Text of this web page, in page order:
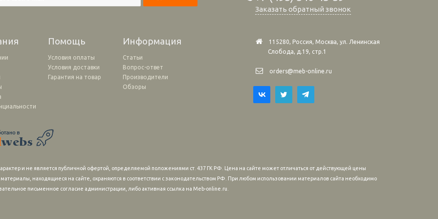
Заказать обратный звонок
Помощь Информация
Условия оплаты
Условия доставки
Гарантия на товар
Статьи
Вопрос-ответ
Производители
Обзоры
115280, Россия, Москва, ул. Ленинская
Слобода, д.19, стр.1
orders@meb-online.ru
и не является публичной офертой, определяемой положениями ст. 437 ГК РФ. Цена на сайте может отличаться от действующей цены
находящиеся на сайте, охраняются в соответствии с законодательством РФ. При любом использовании материалов сайта необходимо
письменное согласие администрации, либо активная ссылка на Meb-online.ru.